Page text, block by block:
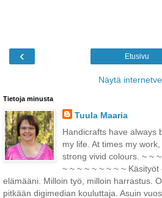
‹ Etusivu
Näytä
Tietoja minusta
Tuula Maaria
Handicrafts have always
my life. At times my
strong vivid colours. ~ ~
~ ~ ~ ~ ~ ~ ~ ~ ~
elämääni. Milloin työ, milloin harrastus.
pitkään digimedian kouluttaja. Asuin